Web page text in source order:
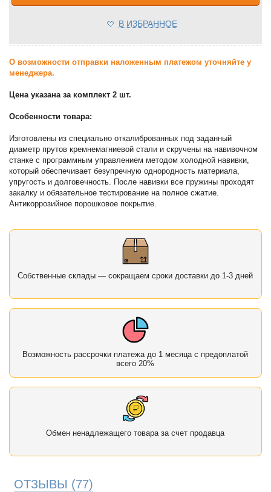
В ИЗБРАННОЕ
О возможности отправки наложенным платежом уточняйте у
менеджера.
Цена указана за комплект 2 шт.
Особенности товара:
Изготовлены из специально откалиброванных под заданный
диаметр прутов кремнемагниевой стали и скручены на навивочном
станке с программным управлением методом холодной навивки,
который обеспечивает безупречную однородность материала,
упругость и долговечность. После навивки все пружины проходят
закалку и обязательное тестирование на полное сжатие.
Антикоррозийное порошковое покрытие.
Собственные склады — сокращаем сроки доставки до 1-3 дней
Возможность рассрочки платежа до 1 месяца с предоплатой
всего 20%
Обмен ненадлежащего товара за счет продавца
ОТЗЫВЫ (77)